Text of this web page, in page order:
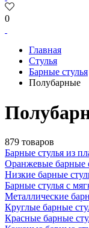
0
Главная
Стулья
Барные стулья
Полубарные
879 товаров
Барные стулья из
Оранжевые барные
Низкие барные
Барные стулья с
Металлические
Круглые барные
Красные барные